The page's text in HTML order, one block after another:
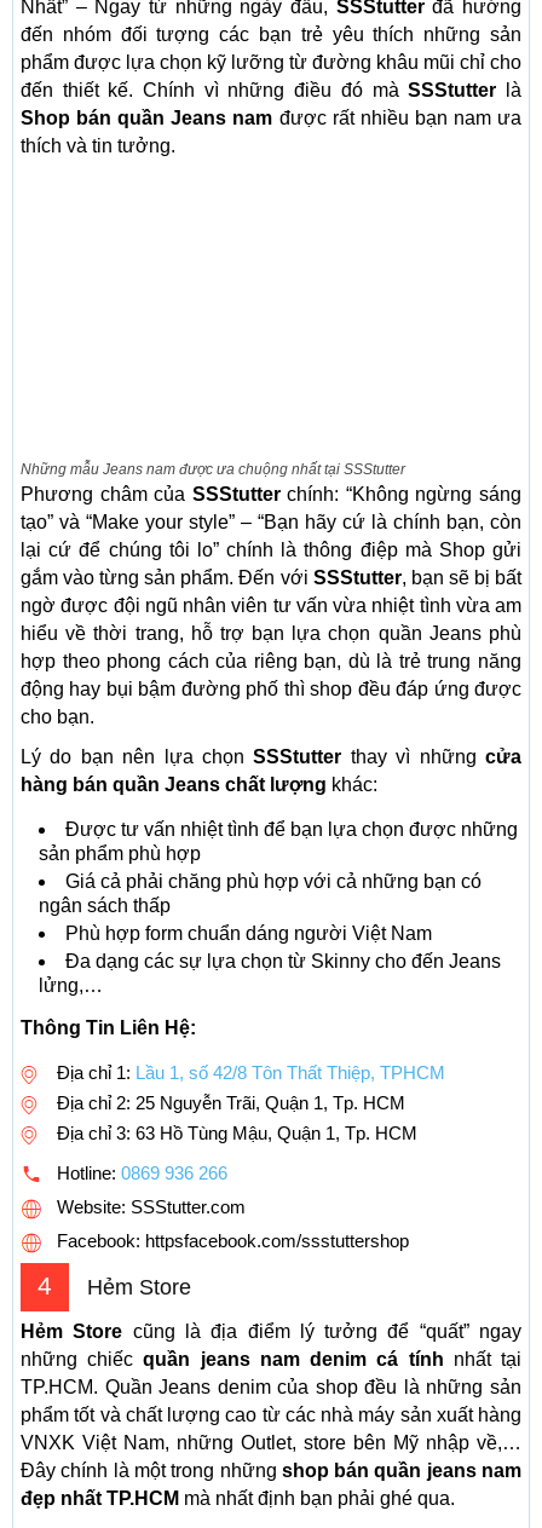
Nhất” – Ngay từ những ngày đầu, SSStutterđã hướng
đến nhóm đối tượng các bạn trẻ yêu thích những sản
phẩm được lựa chọn kỹ lưỡng từ đường khâu mũi chỉ cho
đến thiết kế. Chính vì những điều đó màSSStutter là
Shop bán quần Jeans nam được rất nhiều bạn nam ưa
thích và tin tưởng.
Những mẫu Jeans nam được ưa chuộng nhất tại SSStutter
Phương châm của SSStutterchính: “Không ngừng sáng
tạo” và “Make your style” – “Bạn hãy cứ là chính bạn, còn
lại cứ để chúng tôi lo” chính là thông điệp mà Shop gửi
gắm vào từng sản phẩm. Đến với SSStutter, bạn sẽ bị bất
ngờ được đội ngũ nhân viên tư vấn vừa nhiệt tình vừa am
hiểu về thời trang, hỗ trợ bạn lựa chọn quần Jeans phù
hợp theo phong cách của riêng bạn, dù là trẻ trung năng
động hay bụi bậm đường phố thì shop đều đáp ứng được
cho bạn.
Lý do bạn nên lựa chọnSSStutter thay vì nhữngcửa
hàng bán quần Jeans chất lượng khác:
Được tư vấn nhiệt tình để bạn lựa chọn được những
sản phẩm phù hợp
Giá cả phải chăng phù hợp với cả những bạn có
ngân sách thấp
Phù hợp form chuẩn dáng người Việt Nam
Đa dạng các sự lựa chọn từ Skinny cho đến Jeans
lửng,…
Thông Tin Liên Hệ:
Địa chỉ 1: Lầu 1, số 42/8 Tôn Thất Thiệp, TPHCM
Địa chỉ 2: 25 Nguyễn Trãi, Quận 1, Tp. HCM
Địa chỉ 3: 63 Hồ Tùng Mậu, Quận 1, Tp. HCM
Hotline: 0869 936 266
Website: SSStutter.com
Facebook: httpsfacebook.com/ssstuttershop
4 Hẻm Store
Hẻm Store cũng là địa điểm lý tưởng để “quất” ngay
những chiếcquần jeans nam denim cá tính nhất tại
TP.HCM. Quần Jeans denim của shop đều là những sản
phẩm tốt và chất lượng cao từ các nhà máy sản xuất hàng
VNXK Việt Nam, những Outlet, store bên Mỹ nhập về,…
Đây chính là một trong những shop bán quần jeans nam
đẹp nhất TP.HCM mà nhất định bạn phải ghé qua.